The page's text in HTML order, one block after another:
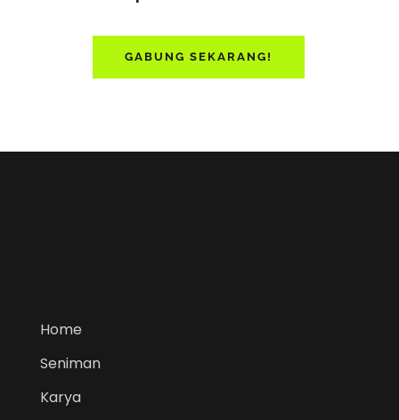
GABUNG SEKARANG!
Home
Seniman
Karya